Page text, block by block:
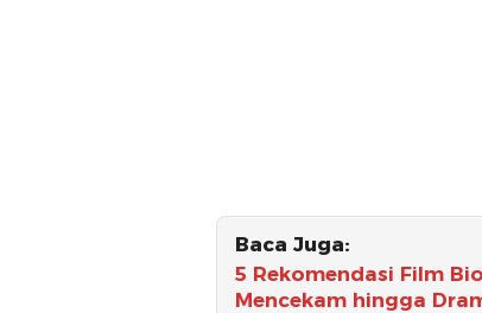
Baca Juga:
5 Rekomendasi Film
Mencekam hingga